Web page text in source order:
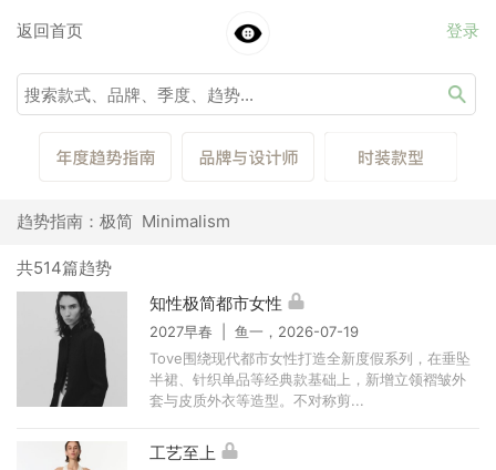
返回首页 登录
趋势指南：极简 Minimalism
共514篇趋势
知性极简都市女性
2027早春 | 鱼一，2026-07-19
Tove围绕现代都市女性打造全新度假系列，在垂坠
半裙、针织单品等经典款基础上，新增立领褶皱外
套与皮质外衣等造型。不对称剪...
工艺至上